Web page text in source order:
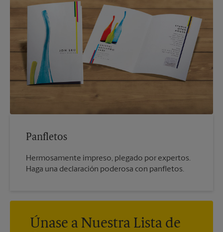
Panfletos
Hermosamente impreso, plegado por expertos.
Haga una declaración poderosa con panfletos.
Únase a Nuestra Lista de